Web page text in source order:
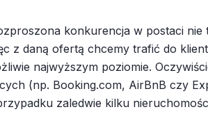
konkurencja w postaci
z daną ofertą chcemy trafić do
najwyższym poziomie.
(np. Booking.com, AirBnB czy
zaledwie kilku